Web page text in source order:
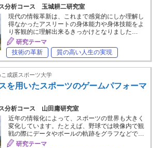
分析コース 玉城耕二研究室
現代の情報革新は、これまで感覚的にしか理解し
得なかったアスリートの身体能力や身体技能をよ
り客観的に理解出来るきっかけとなりました…
研究テーマ
技術の革新
質の高い人生の実現
こ成蹊スポーツ大学
を用いたスポーツのゲームパフォーマ
分析コース 山田庸研究室
近年の情報化によって、スポーツの世界も大きく
変化しています。たとえば、野球では映像内で観
戦の際にデータやボールの軌跡をグラフなどで…
研究テーマ